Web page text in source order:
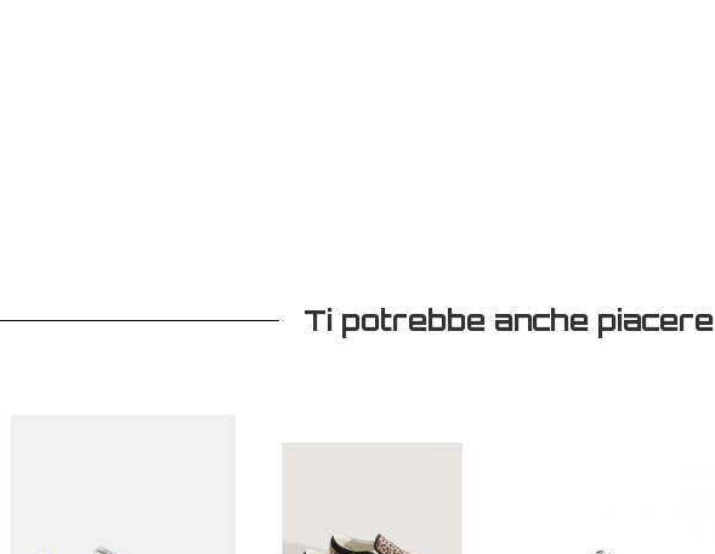
Ti potrebbe anche piacere